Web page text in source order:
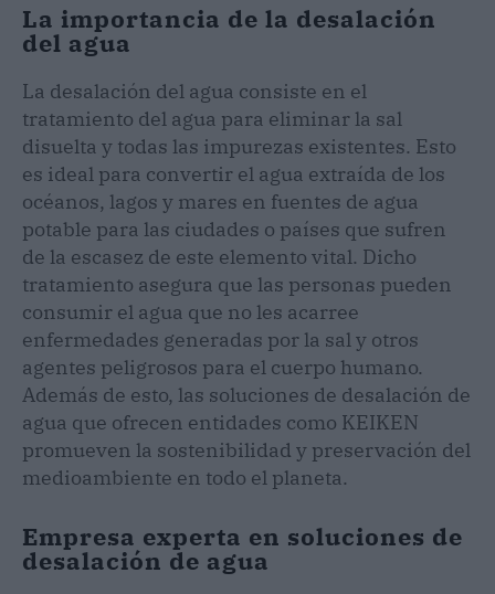
La importancia de la desalación
del agua
La desalación del agua consiste en el
tratamiento del agua para eliminar la sal
disuelta y todas las impurezas existentes. Esto
es ideal para convertir el agua extraída de los
océanos, lagos y mares en fuentes de agua
potable para las ciudades o países que sufren
de la escasez de este elemento vital. Dicho
tratamiento asegura que las personas pueden
consumir el agua que no les acarree
enfermedades generadas por la sal y otros
agentes peligrosos para el cuerpo humano.
Además de esto, las soluciones de desalación de
agua que ofrecen entidades como KEIKEN
promueven la sostenibilidad y preservación del
medioambiente en todo el planeta.
Empresa experta en soluciones de
desalación de agua